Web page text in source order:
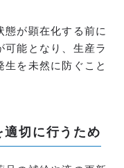
態が顕在化する前に
可能となり、生産ラ
生を未然に防ぐこと
切に行うため